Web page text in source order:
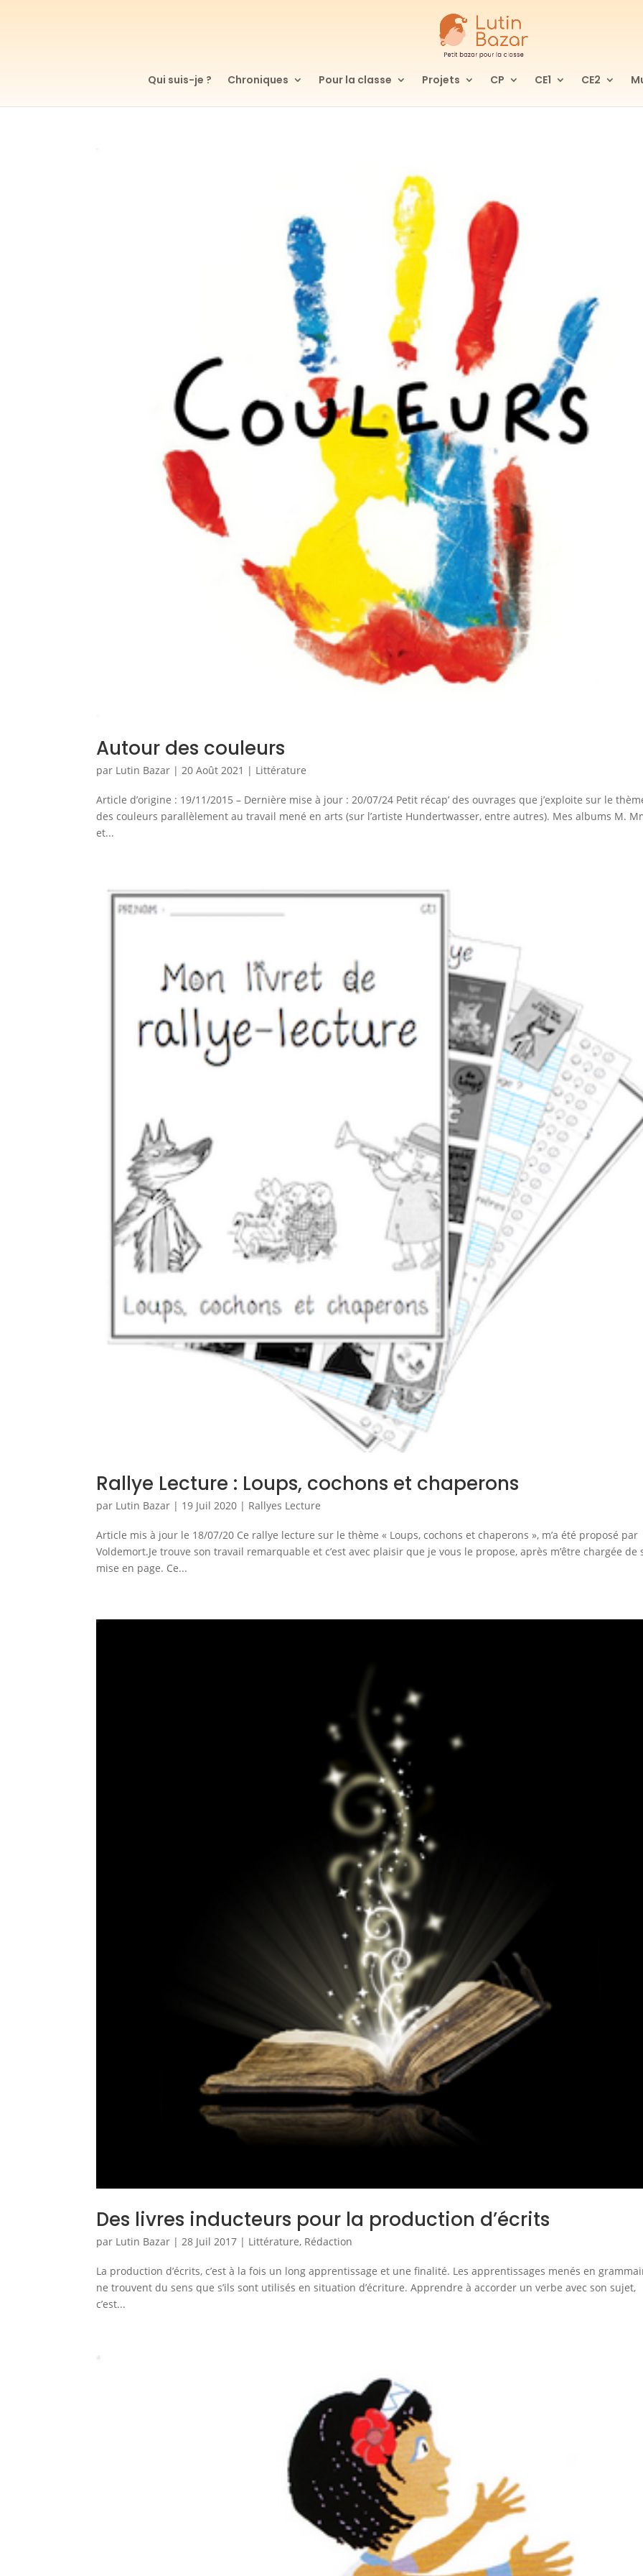
Qui suis-je ? Chroniques Pour la classe Projets CP CE1 CE2
Autour des couleurs
par Lutin Bazar | 20 Août 2021 | Littérature
Article d’origine : 19/11/2015 – Dernière mise à jour : 20/07/24 Petit récap’ des ouvrages que j’exploite sur le
des couleurs parallèlement au travail mené en arts (sur l’artiste Hundertwasser, entre autres). Mes albums M.
et...
Rallye Lecture : Loups, cochons et chaperons
par Lutin Bazar | 19 Juil 2020 | Rallyes Lecture
Article mis à jour le 18/07/20 Ce rallye lecture sur le thème « Loups, cochons et chaperons », m’a été proposé par
Voldemort.Je trouve son travail remarquable et c’est avec plaisir que je vous le propose, après m’être chargée de
mise en page. Ce...
Des livres inducteurs pour la production d’écrits
par Lutin Bazar |28 Juil 2017 | Littérature, Rédaction
La production d’écrits, c’est à la fois un long apprentissage et une finalité. Les apprentissages menés en
ne trouvent du sens que s’ils sont utilisés en situation d’écriture. Apprendre à accorder un verbe avec son sujet,
c’est...